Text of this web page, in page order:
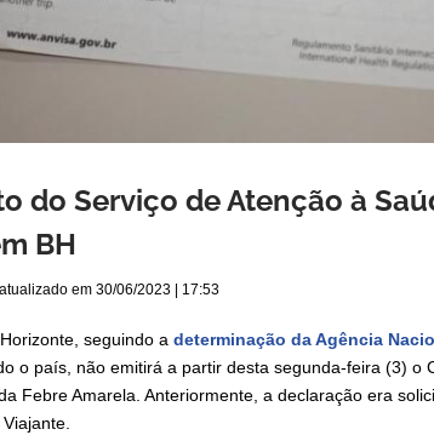
do Serviço de Atenção à
BH
em 30/06/2023 | 17:53
seguindo a determinação da Agência
o país, não emitirá a partir desta segunda-feira (3) o
Febre Amarela. Anteriormente, a declaração era